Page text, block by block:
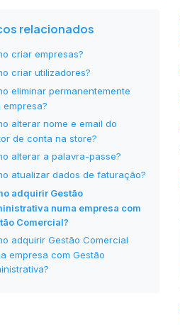
relacionados
criar empresas?
criar utilizadores?
eliminar permanentemente
empresa?
alterar nome e email do
de conta na store?
alterar a palavra-passe?
atualizar dados de faturação?
adquirir Gestão
numa empresa com
Comercial?
adquirir Gestão Comercial
empresa com Gestão